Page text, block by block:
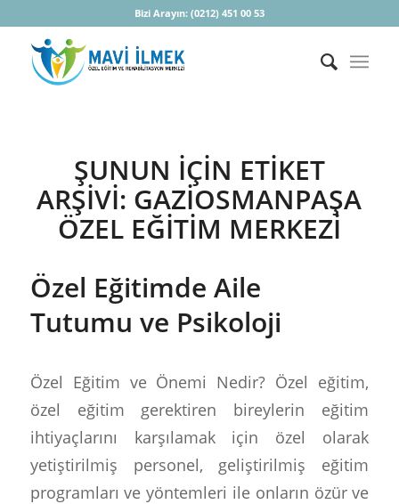
Bizi Arayın: (0212) 451 00 53
ŞUNUN IÇIN ETIKET
ARŞIVI: GAZIOSMANPAŞA
ÖZEL EĞITIM MERKEZI
Özel Eğitimde Aile
Tutumu ve Psikoloji
Özel Eğitim ve Önemi Nedir? Özel eğitim,
özel eğitim gerektiren bireylerin eğitim
ihtiyaçlarını karşılamak için özel olarak
yetiştirilmiş personel, geliştirilmiş eğitim
programları ve yöntemleri ile onların özür ve